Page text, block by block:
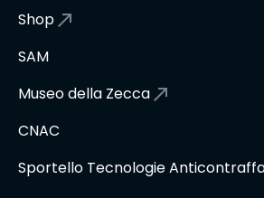
Shop
SAM
Museo della Zecca
CNAC
Sportello Tecnologie